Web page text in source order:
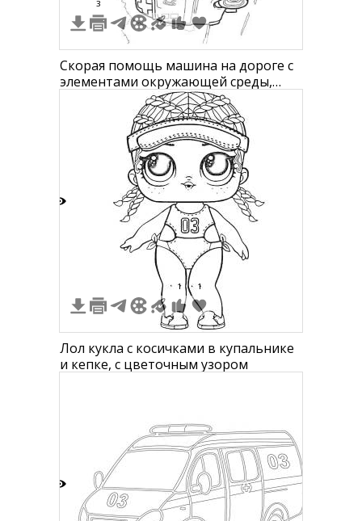
3
Скорая помощь машина на дороге с
элементами окружающей среды,
деревьями и зданиями
1 1
Лол кукла с косичками в купальнике
и кепке, с цветочным узором